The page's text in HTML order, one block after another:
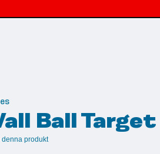
Ball Target
denna produkt